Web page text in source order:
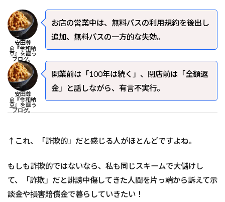
安田尊
@『令和納
豆』を謳う
ブログ。
お店の営業中は、無料パスの利用規約を後出し
追加、無料パスの一方的な失効。
安田尊
@『令和納
豆』を謳う
ブログ。
開業前は「100年は続く」、閉店前は「全額返
金」と話しながら、有言不実行。
↑これ、「詐欺的」だと感じる人がほとんどですよね。
もしも詐欺的ではないなら、私も同じスキームで大儲けし
て、「詐欺」だと誹謗中傷してきた人間を片っ端から訴えて示
談金や損害賠償金で暮らしていきたい！